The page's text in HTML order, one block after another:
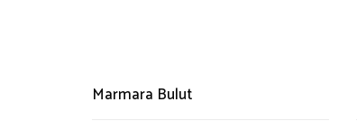
Marmara Bulut